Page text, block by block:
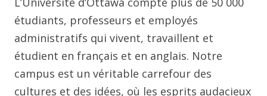
étudiants, professeurs et employés
administratifs qui vivent, travaillent et
étudient en français et en anglais. Notre
campus est un véritable carrefour des
cultures et des idées, où les esprits audacieux